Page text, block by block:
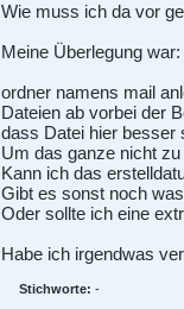
Wie muss ich da vor
Meine Überlegung war:
ordner namens mail
Dateien ab vorbei der
dass Datei hier besser
Um das ganze nicht
Kann ich das
Gibt es sonst noch
Oder sollte ich eine
Habe ich irgendwas
Stichworte: -